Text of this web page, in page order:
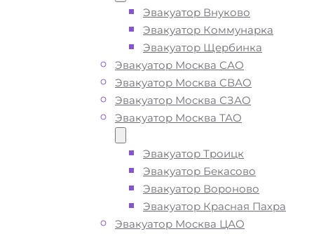
Эвакуатор Внуково
Эвакуатор Коммунарка
Эвакуатор Щербинка
Эвакуатор Москва САО
Эвакуатор Москва СВАО
Эвакуатор Москва СЗАО
Эвакуатор Москва ТАО
Эвакуатор Троицк
Эвакуатор Бекасово
Эвакуатор Вороново
Эвакуатор Красная Пахра
Эвакуатор Москва ЦАО
Эвакуатор
Обухово
Солнечногорск
Вызвать эвакуатор в
Обухово недорого